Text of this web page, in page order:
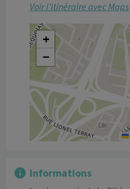
Voir l’itinéraire avec Maps
+
−
Informations